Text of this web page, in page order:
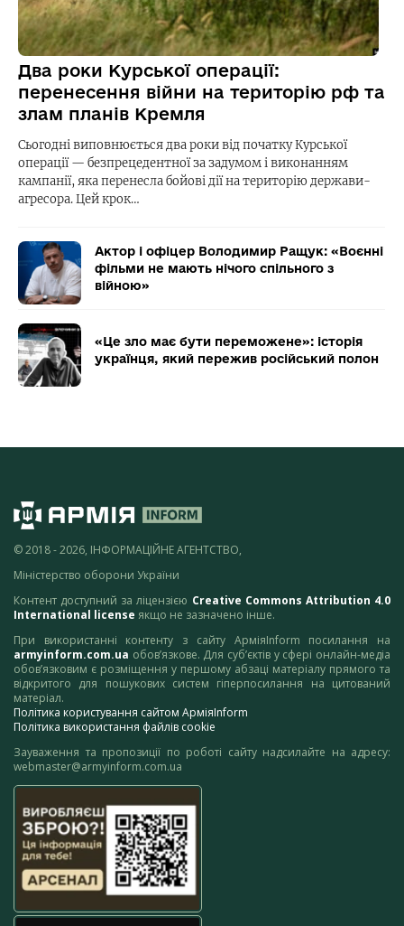
Два роки Курської операції:
перенесення війни на територію рф та
злам планів Кремля
Сьогодні виповнюється два роки від початку Курської
операції — безпрецедентної за задумом і виконанням
кампанії, яка перенесла бойові дії на територію держави-
агресора. Цей крок…
Актор і офіцер Володимир Ращук: «Воєнні
фільми не мають нічого спільного з
війною»
«Це зло має бути переможене»: історія
українця, який пережив російський полон
© 2018 - 2026, ІНФОРМАЦІЙНЕ АГЕНТСТВО,
Міністерство оборони України
Контент доступний за ліцензією Creative Commons Attribution 4.0
International license якщо не зазначено інше.
При використанні контенту з сайту АрміяInform посилання на
armyinform.com.ua обов’язкове. Для суб’єктів у сфері онлайн-медіа
обов’язковим є розміщення у першому абзаці матеріалу прямого та
відкритого для пошукових систем гіперпосилання на цитований
матеріал.
Політика користування сайтом АрміяInform
Політика використання файлів cookie
Зауваження та пропозиції по роботі сайту надсилайте на адресу:
webmaster@armyinform.com.ua